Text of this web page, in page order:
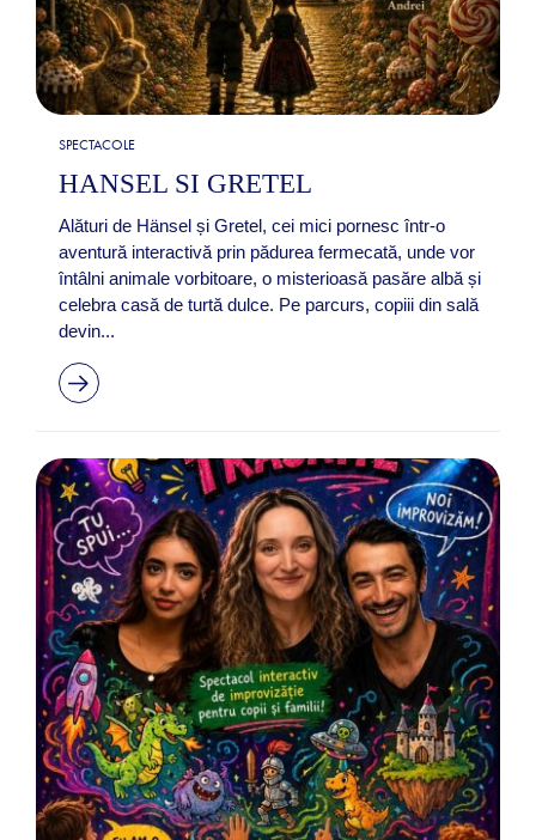
SPECTACOLE
HANSEL SI GRETEL
Alături de Hänsel și Gretel, cei mici pornesc într-o
aventură interactivă prin pădurea fermecată, unde vor
întâlni animale vorbitoare, o misterioasă pasăre albă și
celebra casă de turtă dulce. Pe parcurs, copiii din sală
devin...